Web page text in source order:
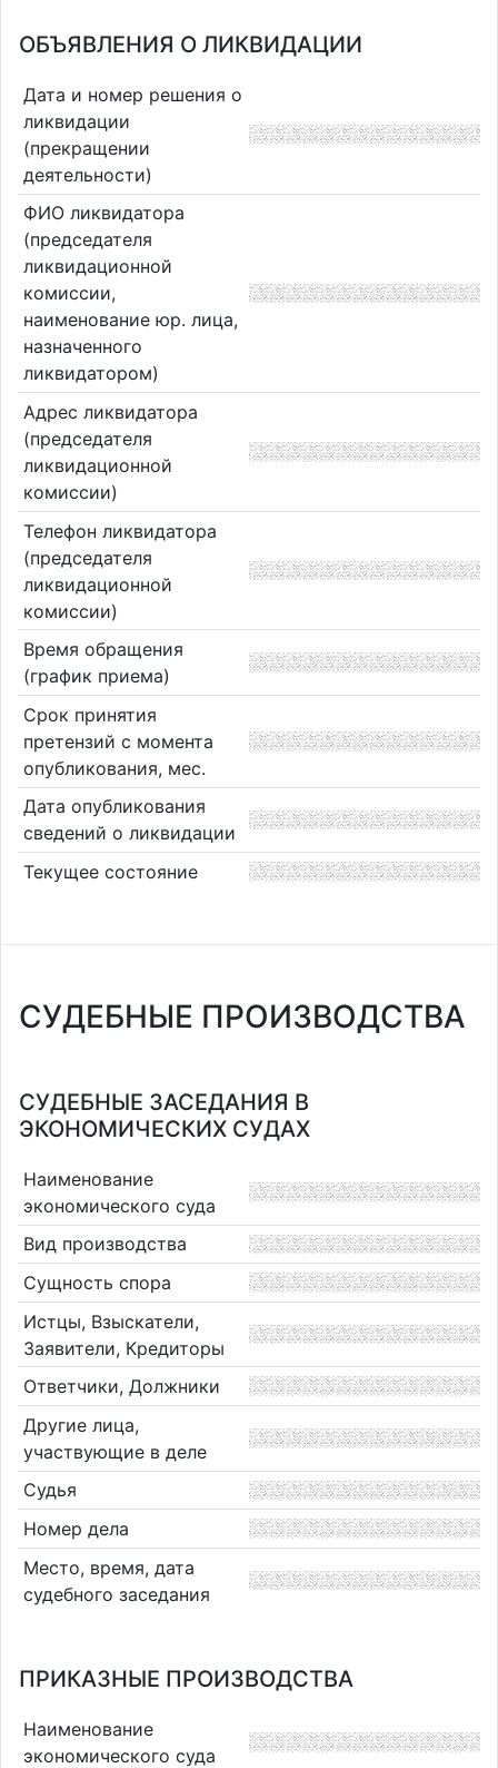
ОБЪЯВЛЕНИЯ О ЛИКВИДАЦИИ
Дата и номер решения о
ликвидации
(прекращении
деятельности)
ФИО ликвидатора
(председателя
ликвидационной
комиссии,
наименование юр. лица,
назначенного
ликвидатором)
Адрес ликвидатора
(председателя
ликвидационной
комиссии)
Телефон ликвидатора
(председателя
ликвидационной
комиссии)
Время обращения
(график приема)
Срок принятия
претензий с момента
опубликования, мес.
Дата опубликования
сведений о ликвидации
Текущее состояние
СУДЕБНЫЕ ПРОИЗВОДСТВА
СУДЕБНЫЕ ЗАСЕДАНИЯ В
ЭКОНОМИЧЕСКИХ СУДАХ
Наименование
экономического суда
Вид производства
Сущность спора
Истцы, Взыскатели,
Заявители, Кредиторы
Ответчики, Должники
Другие лица,
участвующие в деле
Судья
Номер дела
Место, время, дата
судебного заседания
ПРИКАЗНЫЕ ПРОИЗВОДСТВА
Наименование
экономического суда